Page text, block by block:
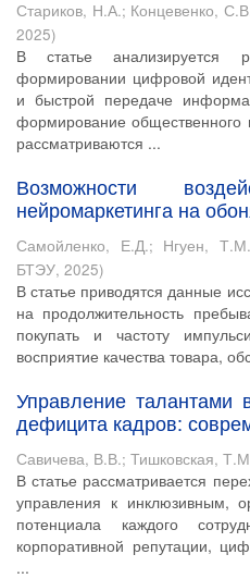
Стариков, Н.А.; Концевенко,
2025)
В статье анализируется
формировании цифровой
и быстрой передаче
формирование
рассматриваются ...
Возможности
нейромаркетинга на
Самойленко, Е.Д.; Нгуен, Т.М.
БТЭУ, 2025)
В статье приводятся данные
на продолжительность
покупать и частоту
восприятие качества товара,
Управление талантами
дефицита кадров:
Савичева, В.В.; Тишковская,
В статье рассматривается
управления к инклюзивным,
потенциала каждого
корпоративной репутации,
...